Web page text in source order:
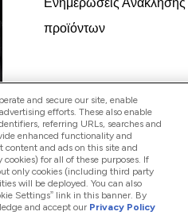
προϊόντων
and secure our site, enable
efforts. These also enable
referring URLs, searches and
enhanced functionality and
content and ads on this site and
for all of these purposes. If
only cookies (including third party
will be deployed. You can also
Settings” link in this banner. By
and accept our Privacy Policy